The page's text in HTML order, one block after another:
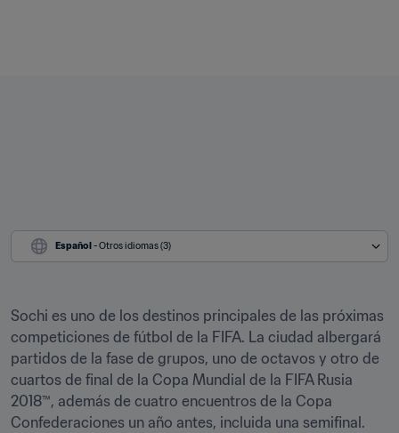
Español - Otros idiomas (3)
Sochi es uno de los destinos principales de las próximas
competiciones de fútbol de la FIFA. La ciudad albergará
partidos de la fase de grupos, uno de octavos y otro de
cuartos de final de la Copa Mundial de la FIFA Rusia
2018™, además de cuatro encuentros de la Copa
Confederaciones un año antes, incluida una semifinal.